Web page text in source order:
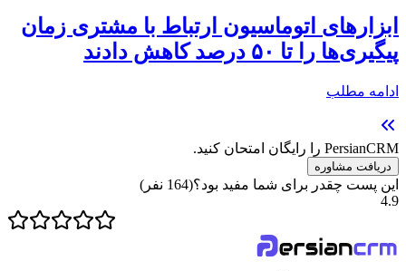
ابزارهای اتوماسیون ارتباط با مشتری زمان
پیگیری‌ها را تا ۵۰ درصد کاهش دادند
ادامه مطلب
PersianCRM را رایگان امتحان کنید.
دریافت مشاوره
این پست چقدر برای شما مفید بود؟(
164 نفر)
4.9